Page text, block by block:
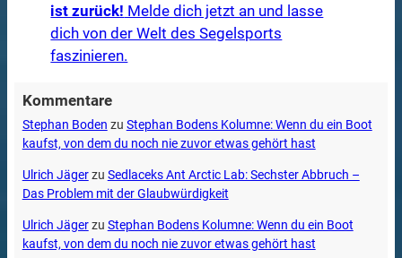
ist zurück! Melde dich jetzt an und lasse
dich von der Welt des Segelsports
faszinieren.
Kommentare
Stephan Boden zu Stephan Bodens Kolumne: Wenn du ein Boot
kaufst, von dem du noch nie zuvor etwas gehört hast
Ulrich Jägerzu Sedlaceks Ant Arctic Lab: Sechster Abbruch –
Das Problem mit der Glaubwürdigkeit
Ulrich Jägerzu Stephan Bodens Kolumne: Wenn du ein Boot
kaufst, von dem du noch nie zuvor etwas gehört hast